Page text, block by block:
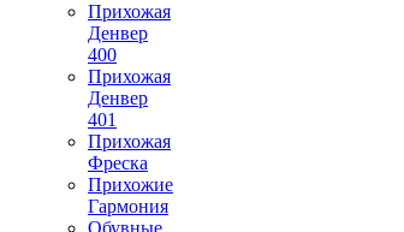
Прихожая
Денвер
400
Прихожая
Денвер
401
Прихожая
Фреска
Прихожие
Гармония
Обувные